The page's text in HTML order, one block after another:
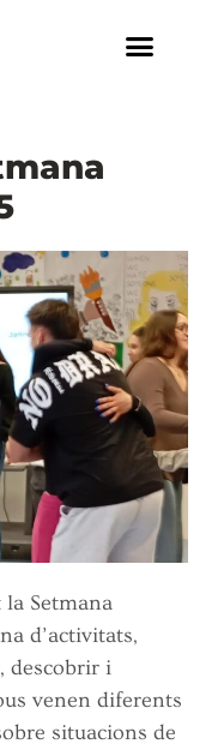
Setmana
d’activitats,
descobrir i
venen diferents
situacions de